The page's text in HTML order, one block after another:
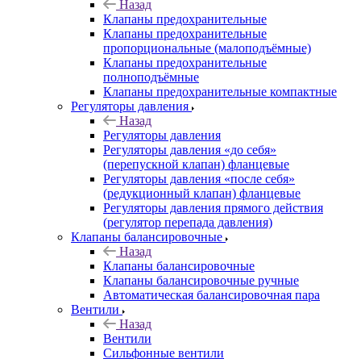
Назад
Клапаны предохранительные
Клапаны предохранительные
пропорциональные (малоподъёмные)
Клапаны предохранительные
полноподъёмные
Клапаны предохранительные компактные
Регуляторы давления
Назад
Регуляторы давления
Регуляторы давления «до себя»
(перепускной клапан) фланцевые
Регуляторы давления «после себя»
(редукционный клапан) фланцевые
Регуляторы давления прямого действия
(регулятор перепада давления)
Клапаны балансировочные
Назад
Клапаны балансировочные
Клапаны балансировочные ручные
Автоматическая балансировочная пара
Вентили
Назад
Вентили
Сильфонные вентили